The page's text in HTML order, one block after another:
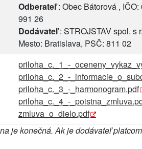
Odberateľ: Obec Bátorová , IČO:
991 26
Dodávateľ: STROJSTAV spol. s
Mesto: Bratislava, PSČ: 811 02
priloha_c._1_-
priloha_c._2_-
priloha_c._3_-_harmonogram.pdf
priloha_c._4_-
zmluva_o_dielo.pdf
je konečná. Ak je dodávateľ